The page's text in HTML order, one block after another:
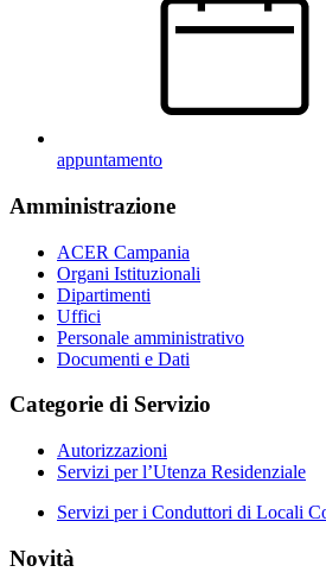
appuntamento
Amministrazione
ACER Campania
Organi Istituzionali
Dipartimenti
Uffici
Personale amministrativo
Documenti e Dati
Categorie di Servizio
Autorizzazioni
Servizi per l’Utenza Residenziale
Servizi per i Conduttori di Locali
Novità